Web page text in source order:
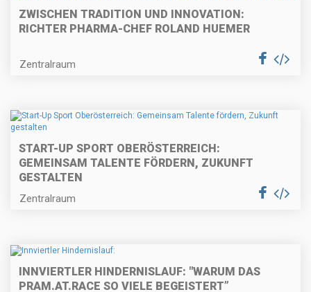
ZWISCHEN TRADITION UND INNOVATION:
RICHTER PHARMA-CHEF ROLAND HUEMER
Zentralraum
START-UP SPORT OBERÖSTERREICH:
GEMEINSAM TALENTE FÖRDERN, ZUKUNFT
GESTALTEN
Zentralraum
INNVIERTLER HINDERNISLAUF: "WARUM DAS
PRAM.AT.RACE SO VIELE BEGEISTERT”